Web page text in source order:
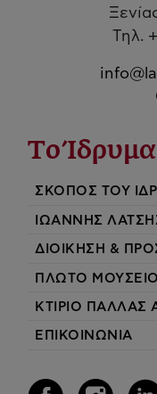
Τηλ.
Το Ίδρυμα
ΣΚΟΠΟΣ ΤΟΥ
ΙΩΑΝΝΗΣ
ΔΙΟΙΚΗΣΗ &
ΠΛΩΤΟ
ΚΤΙΡΙΟ ΠΑΛΛΑΣ
ΕΠΙΚΟΙΝΩΝΙΑ